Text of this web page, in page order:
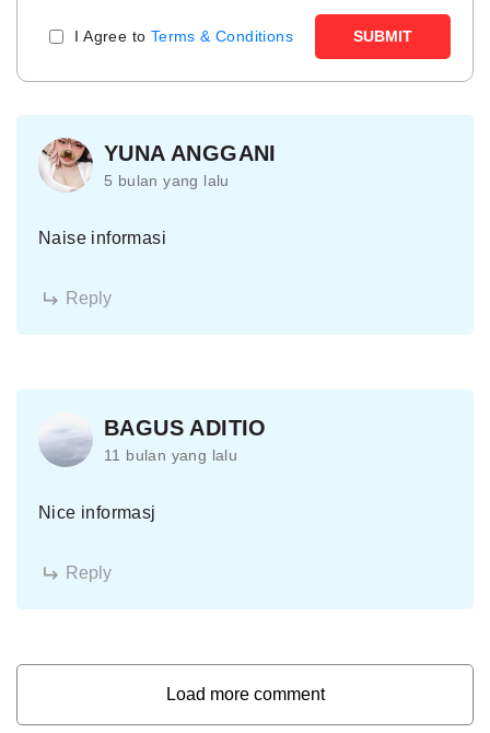
I Agree to Terms & Conditions SUBMIT
YUNA ANGGANI
5 bulan yang lalu
Naise informasi
Reply
BAGUS ADITIO
11 bulan yang lalu
Nice informasj
Reply
Load more comment